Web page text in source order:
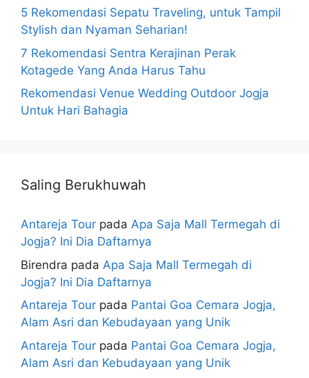
5 Rekomendasi Sepatu Traveling, untuk Tampil
Stylish dan Nyaman Seharian!
7 Rekomendasi Sentra Kerajinan Perak
Kotagede Yang Anda Harus Tahu
Rekomendasi Venue Wedding Outdoor Jogja
Untuk Hari Bahagia
Saling Berukhuwah
Antareja Tour pada Apa Saja Mall Termegah di
Jogja? Ini Dia Daftarnya
Birendra pada Apa Saja Mall Termegah di
Jogja? Ini Dia Daftarnya
Antareja Tour pada Pantai Goa Cemara Jogja,
Alam Asri dan Kebudayaan yang Unik
Antareja Tour pada Pantai Goa Cemara Jogja,
Alam Asri dan Kebudayaan yang Unik